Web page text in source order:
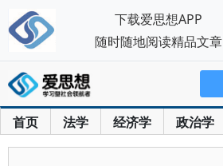
首页 法学 经济学 政治学
下载爱思想APP
随时随地阅读精品文章